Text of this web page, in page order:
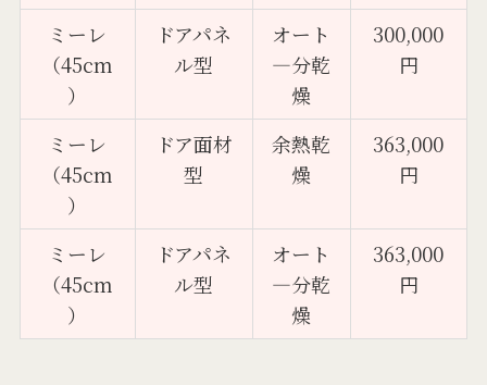
ミーレ
（45cm
）
ドアパネ
ル型
オート
―分乾
燥
300,000
円
ミーレ
（45cm
）
ドア面材
型
余熱乾
燥
363,000
円
ミーレ
（45cm
）
ドアパネ
ル型
オート
―分乾
燥
363,000
円